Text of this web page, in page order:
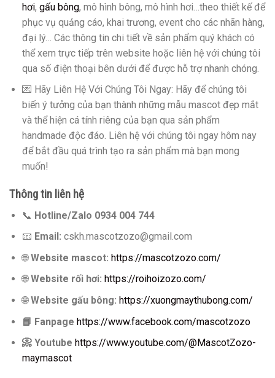
hơi, gấu bông, mô hình bông, mô hình hơi…theo thiết kế để
phục vụ quảng cáo, khai trương, event cho các nhãn hàng,
đại lý… Các thông tin chi tiết về sản phẩm quý khách có
thể xem trực tiếp trên website hoặc liên hệ với chúng tôi
qua số điện thoại bên dưới để được hỗ trợ nhanh chóng.
💌 Hãy Liên Hệ Với Chúng Tôi Ngay: Hãy để chúng tôi
biến ý tưởng của bạn thành những mẫu mascot đẹp mắt
và thể hiện cá tính riêng của bạn qua sản phẩm
handmade độc đáo. Liên hệ với chúng tôi ngay hôm nay
để bắt đầu quá trình tạo ra sản phẩm mà bạn mong
muốn!
Thông tin liên hệ
📞 Hotline/Zalo 0934 004 744
📧 Email: cskh.mascotzozo@gmail.com
🌐Website mascot: https://mascotzozo.com/
🌐Website rối hơi: https://roihoizozo.com/
🌐Website gấu bông: https://xuongmaythubong.com/
📘 Fanpage https://www.facebook.com/mascotzozo
📀 Youtube https://www.youtube.com/@MascotZozo-
maymascot